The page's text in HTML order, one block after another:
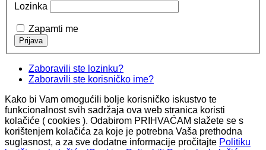
Lozinka
Zapamti me
Zaboravili ste lozinku?
Zaboravili ste korisničko ime?
Kako bi Vam omogućili bolje korisničko iskustvo te
funkcionalnost svih sadržaja ova web stranica koristi
kolačiće ( cookies ). Odabirom PRIHVAĆAM slažete se s
korištenjem kolačića za koje je potrebna Vaša prethodna
suglasnost, a za sve dodatne informacije pročitajte Politiku